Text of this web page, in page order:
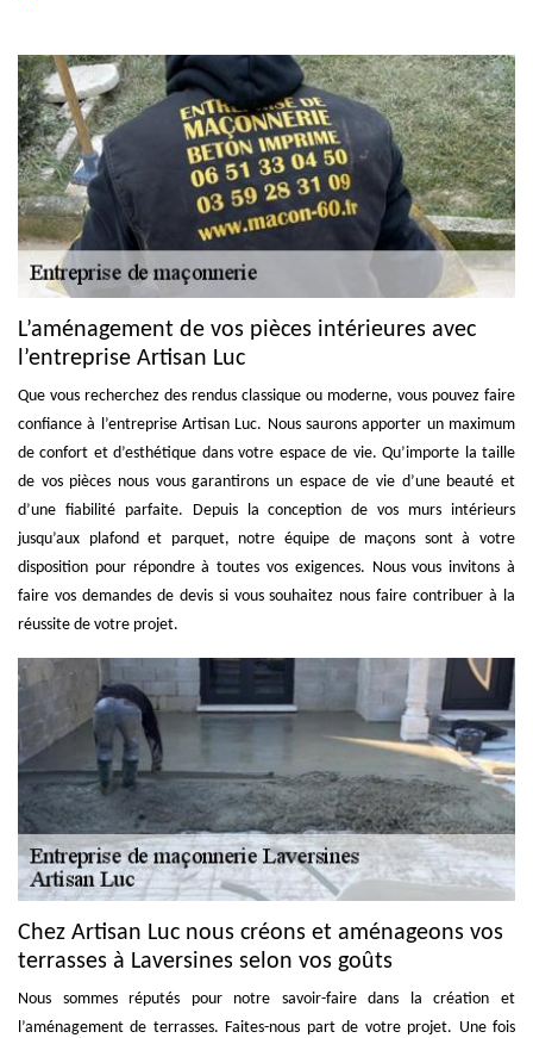
L’aménagement de vos pièces intérieures avec
l’entreprise Artisan Luc
Que vous recherchez des rendus classique ou moderne, vous pouvez faire
confiance à l’entreprise Artisan Luc. Nous saurons apporter un maximum
de confort et d’esthétique dans votre espace de vie. Qu’importe la taille
de vos pièces nous vous garantirons un espace de vie d’une beauté et
d’une fiabilité parfaite. Depuis la conception de vos murs intérieurs
jusqu’aux plafond et parquet, notre équipe de maçons sont à votre
disposition pour répondre à toutes vos exigences. Nous vous invitons à
faire vos demandes de devis si vous souhaitez nous faire contribuer à la
réussite de votre projet.
Chez Artisan Luc nous créons et aménageons vos
terrasses à Laversines selon vos goûts
Nous sommes réputés pour notre savoir-faire dans la création et
l’aménagement de terrasses. Faites-nous part de votre projet. Une fois